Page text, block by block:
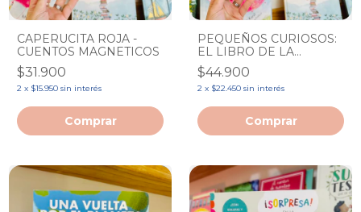
CAPERUCITA ROJA -
CUENTOS MAGNETICOS
$31.900
2 x $15.950 sin interés
PEQUEÑOS CURIOSOS:
EL LIBRO DE LA
NATURALEZA
$44.900
2 x $22.450 sin interés